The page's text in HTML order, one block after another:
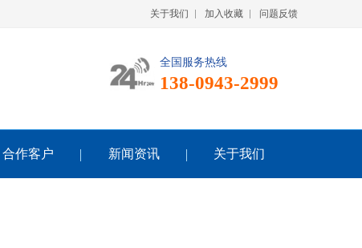
关于我们 加入收藏 问题反馈
全国服务热线
138-0943-2999
合作客户 新闻资讯 关于我们